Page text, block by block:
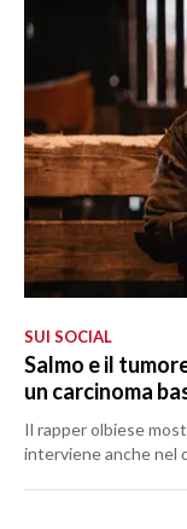
SUI SOCIAL
Salmo e il
un carcinoma
Il rapper olbiese
interviene anche nel